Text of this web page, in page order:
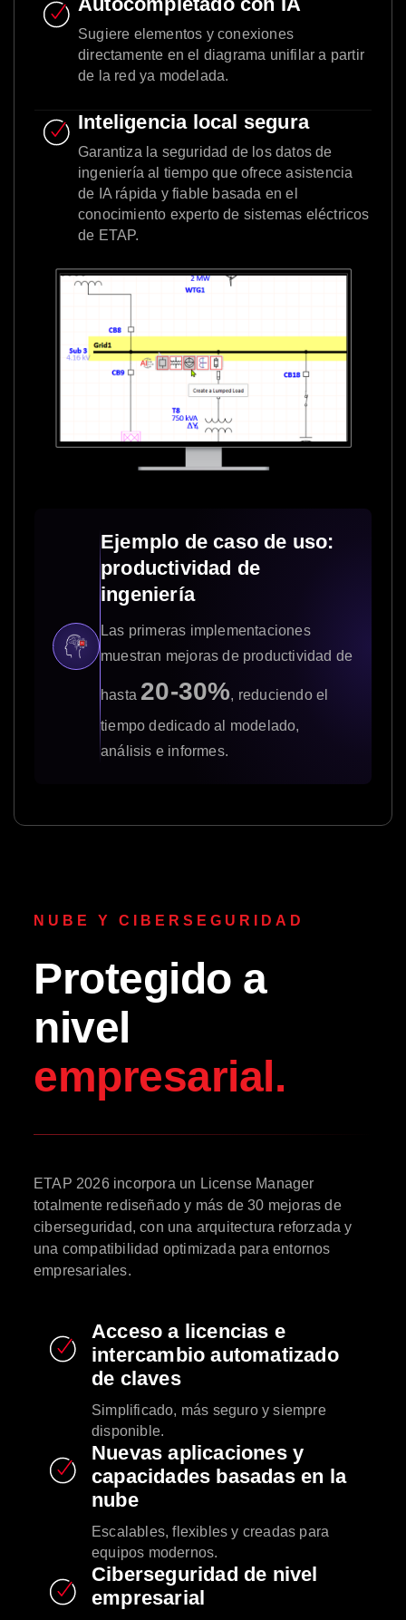
Ejemplo de caso de uso:
productividad de
ingeniería
Las primeras implementaciones
muestran mejoras de productividad de
hasta 20-30%, reduciendo el
tiempo dedicado al modelado,
análisis e informes.
Sugiere elementos y conexiones
directamente en el diagrama unifilar a partir
de la red ya modelada.
Inteligencia local segura
Garantiza la seguridad de los datos de
ingeniería al tiempo que ofrece asistencia
de IA rápida y fiable basada en el
conocimiento experto de sistemas eléctricos
de ETAP.
NUBE Y CIBERSEGURIDAD
Protegido a
nivel
empresarial.
ETAP 2026 incorpora un License Manager
totalmente rediseñado y más de 30 mejoras de
ciberseguridad, con una arquitectura reforzada y
una compatibilidad optimizada para entornos
empresariales.
Acceso a licencias e
intercambio automatizado
de claves
Simplificado, más seguro y siempre
disponible.
Nuevas aplicaciones y
capacidades basadas en la
nube
Escalables, flexibles y creadas para
equipos modernos.
Ciberseguridad de nivel
empresarial